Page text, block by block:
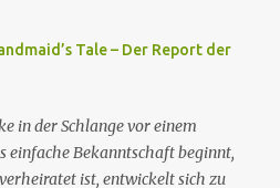
gemacht würde. June lehnt ab,
Zeremonie bedeutet. Während
fragt June Fred nach der
Tale – Der Report der
in der Schlange vor einem
einfache Bekanntschaft beginnt,
ist, entwickelt sich zu